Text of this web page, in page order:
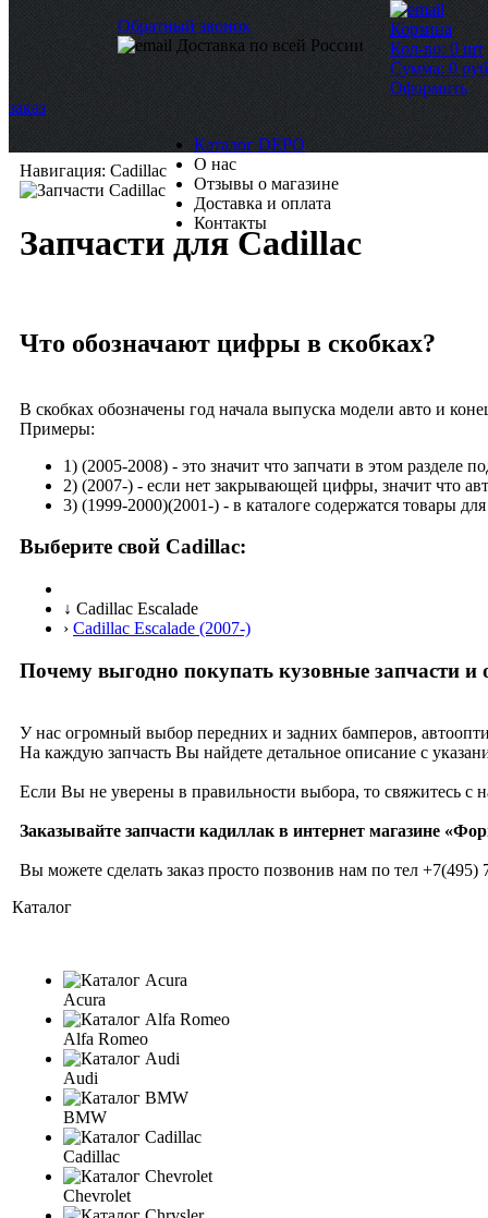
Навигация: Cadillac
Запчасти для Cadillac
Что обозначают цифры в скобках?
В скобках обозначены год начала выпуска модели авто и
Примеры:
1) (2005-2008) - это значит что запчати в этом разделе
2) (2007-) - если нет закрывающей цифры, значит что
3) (1999-2000)(2001-) - в каталоге содержатся товары
Выберите свой Cadillac:
↓ Cadillac Escalade
› Cadillac Escalade (2007-)
Почему выгодно покупать кузовные запчасти и
У нас огромный выбор передних и задних бамперов,
На каждую запчасть Вы найдете детальное описание с
Если Вы не уверены в правильности выбора, то свяжитесь с
Заказывайте запчасти кадиллак в интернет магазине
Вы можете сделать заказ просто позвонив нам по тел +7(495)
Каталог
Acura
Alfa Romeo
Audi
BMW
Cadillac
Chevrolet
Обратный звонок
Доставка по всей России
Корзина
Кол-во: 0 шт
Сумма: 0
Оформить
заказ
Каталог DEPO
О нас
Отзывы о магазине
Доставка и оплата
Контакты